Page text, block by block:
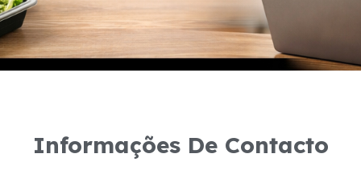
Informações De Contacto